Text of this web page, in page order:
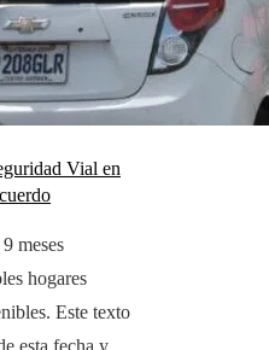
Vial en
meses
hogares
Este texto